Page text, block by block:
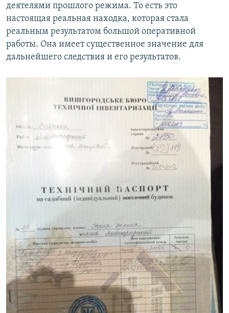
деятелями прошлого режима. То есть это
настоящая реальная находка, которая стала
реальным результатом большой оперативной
работы. Она имеет существенное значение для
дальнейшего следствия и его результатов.